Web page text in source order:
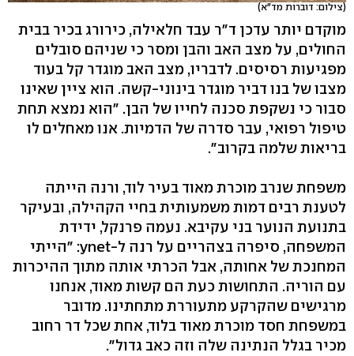
(צילום: דוברות מד"א)
מוקדם יותר עדכן ד"ר עבד חלאילה, כירורג בכיר בבית
החולים, על מצב האב והבן ומסר כי שניהם סובלים
מפגיעות רסיסים. לדבריו, מצב האב מוגדר קל בעוד
מצבו של בנו דביר מוגדר בינוני-קשה. הוא ציין שאינו
סבור כי נשקפת סכנה לחייו של הבן. "הוא נמצא תחת
טיפול רפואי, עבר סדרה של הדמיות. אנו מאחלים לו
בריאות שלמה בקרוב".
משפחת שנרב מוכרת מאוד בעיר לוד, ורנה הייתה
לטענת רבים דמות משמעותית בחיי הקהילה, ובעיקר
בתנועת הנוער בני עקיבא. נעמה פרנקל, ידידת
המשפחה, סיפרה בצהריים על רנה ל-ynet: "הייתי
המחנכת של אחותה, אבל הכרתי אותה מתוך ההיכרות
עם הוריה. התחושות כעת הם קשות מאוד, אנחנו
מרגישים שהקרקע מתעוררת מתחתינו. מדובר
במשפחת חסד מוכרת מאוד בלוד, אחת שכל דר רחוב
מכיר בגלל הנתינה שלה וזה כאב גדול".